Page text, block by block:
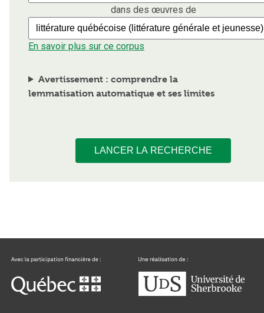
dans des œuvres de
En savoir plus sur ce corpus
Avertissement : comprendre la
lemmatisation automatique et ses limites
LANCER LA RECHERCHE